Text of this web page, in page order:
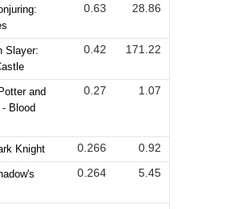
0.63 28.86
Slayer:
0.42 171.22
and
Blood
0.27 1.07
Knight 0.266
0.92
0.264 5.45